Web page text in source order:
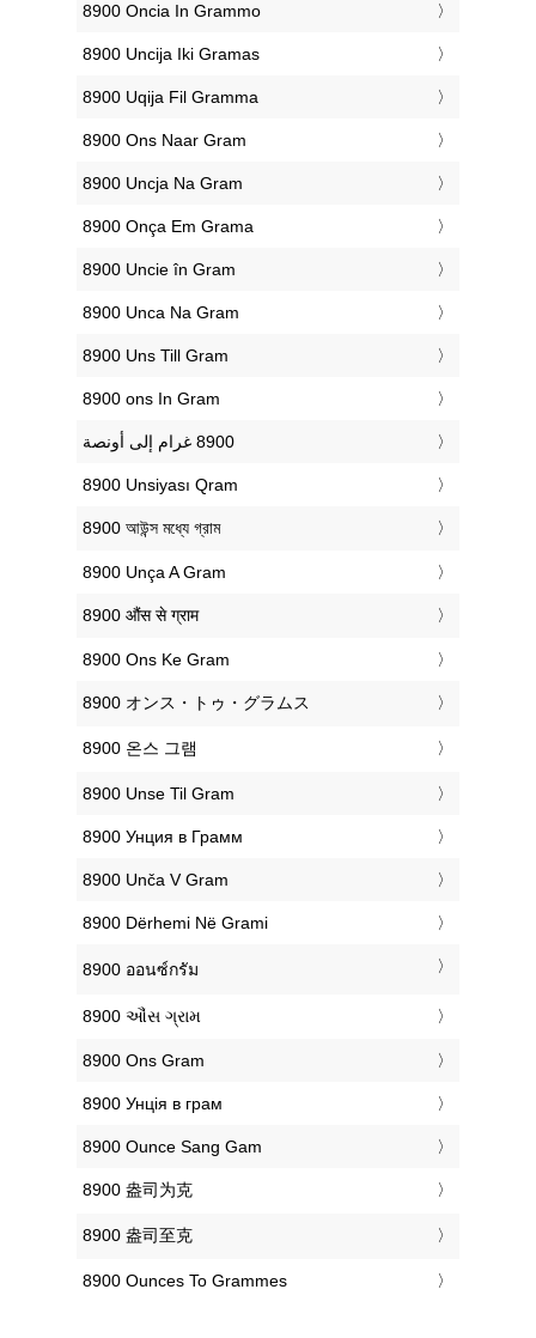
‎8900 Oncia In Grammo
‎8900 Uncija Iki Gramas
‎8900 Uqija Fil Gramma
‎8900 Ons Naar Gram
‎8900 Uncja Na Gram
‎8900 Onça Em Grama
‎8900 Uncie în Gram
‎8900 Unca Na Gram
‎8900 Uns Till Gram
‎8900 ons In Gram
‎8900 Unsiyası Qram
‎8900 আউন্স মধ্যে গ্রাম
‎8900 Unça A Gram
‎8900 औंस से ग्राम
‎8900 Ons Ke Gram
‎8900 オンス・トゥ・グラムス
‎8900 온스 그램
‎8900 Unse Til Gram
‎8900 Унция в Грамм
‎8900 Unča V Gram
‎8900 Dërhemi Në Grami
‎8900 ออนซ์กรัม
‎8900 ઔંસ ગ્રામ
‎8900 Ons Gram
‎8900 Унція в грам
‎8900 Ounce Sang Gam
‎8900 盎司为克
‎8900 盎司至克
‎8900 Ounces To Grammes